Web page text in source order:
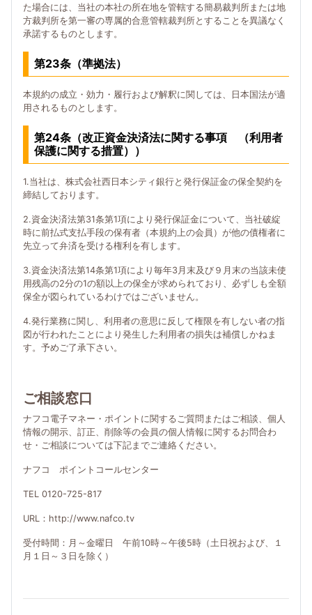
た場合には、当社の本社の所在地を管轄する簡易裁判所または地
方裁判所を第一審の専属的合意管轄裁判所とすることを異議なく
承諾するものとします。
第23条（準拠法）
本規約の成立・効力・履行および解釈に関しては、日本国法が適
用されるものとします。
第24条（改正資金決済法に関する事項 （利用者
保護に関する措置））
1.当社は、株式会社西日本シティ銀行と発行保証金の保全契約を
締結しております。
2.資金決済法第31条第1項により発行保証金について、当社破綻
時に前払式支払手段の保有者（本規約上の会員）が他の債権者に
先立って弁済を受ける権利を有します。
3.資金決済法第14条第1項により毎年3月末及び９月末の当該未使
用残高の2分の1の額以上の保全が求められており、必ずしも全額
保全が図られているわけではございません。
4.発行業務に関し、利用者の意思に反して権限を有しない者の指
図が行われたことにより発生した利用者の損失は補償しかねま
す。予めご了承下さい。
ご相談窓口
ナフコ電子マネー・ポイントに関するご質問またはご相談、個人
情報の開示、訂正、削除等の会員の個人情報に関するお問合わ
せ・ご相談については下記までご連絡ください。
ナフコ ポイントコールセンター
TEL 0120-725-817
URL：http://www.nafco.tv
受付時間：月～金曜日 午前10時～午後5時（土日祝および、１
月１日～３日を除く）